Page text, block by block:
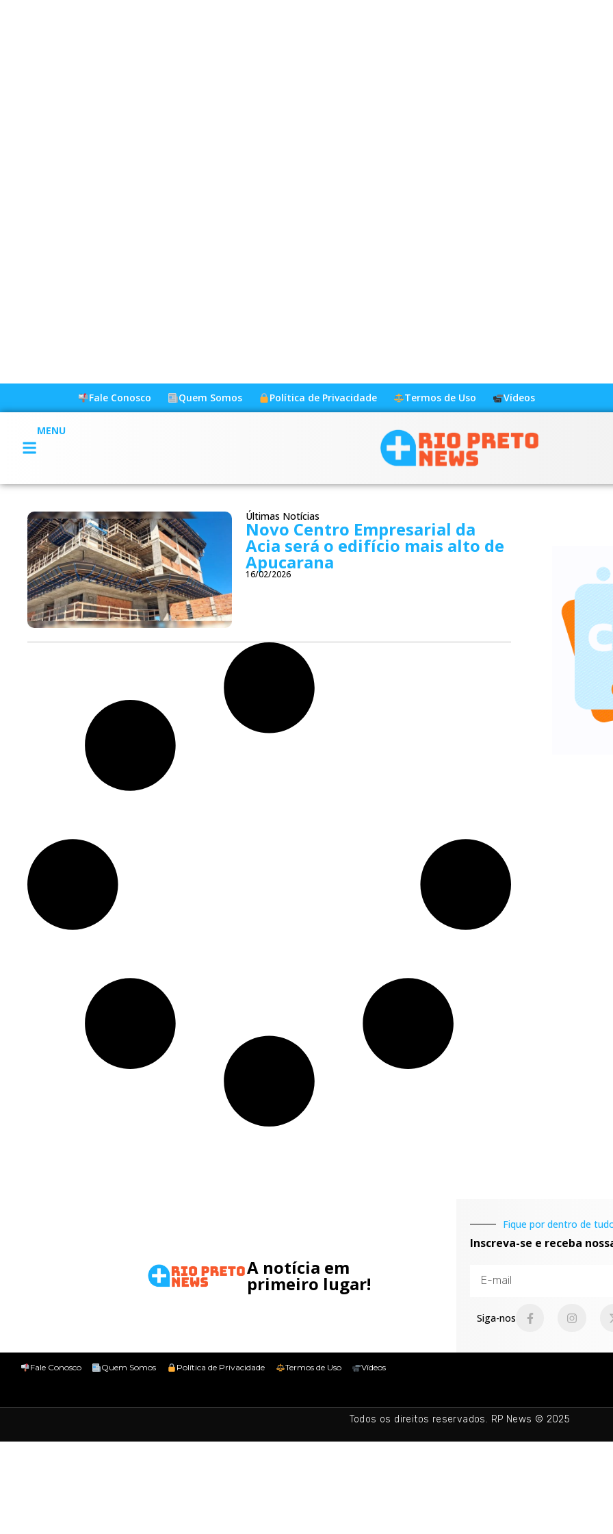
Fale Conosco Quem Somos Política de Privacidade Termos de Uso Vídeos
MENU
Últimas Notícias
Novo Centro Empresarial da
Acia será o edifício mais alto de
Apucarana
16/02/2026
A notícia em
primeiro lugar!
Fique por dentro de
Inscreva-se e receba
Siga-nos
Fale Conosco Quem Somos Política de Privacidade Termos de Uso Vídeos
Todos os direitos reservados. RP News © 2025